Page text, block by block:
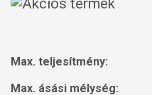
Max. teljesítmény:
Max. ásási mélység: